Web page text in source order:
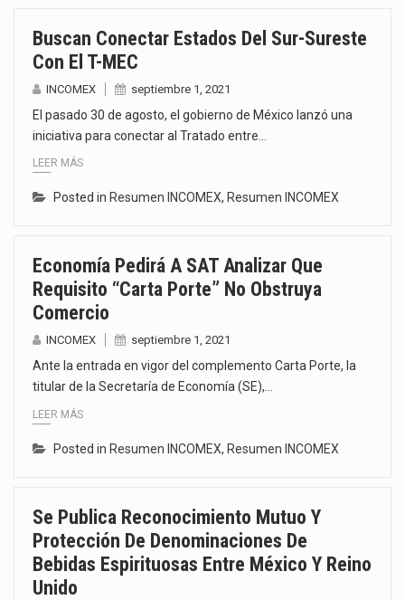
Buscan Conectar Estados Del Sur-Sureste
Con El T-MEC
INCOMEX septiembre 1, 2021
El pasado 30 de agosto, el gobierno de México lanzó una
iniciativa para conectar al Tratado entre…
LEER MÁS
Posted in Resumen INCOMEX, Resumen INCOMEX
Economía Pedirá A SAT Analizar Que
Requisito “Carta Porte” No Obstruya
Comercio
INCOMEX septiembre 1, 2021
Ante la entrada en vigor del complemento Carta Porte, la
titular de la Secretaría de Economía (SE),…
LEER MÁS
Posted in Resumen INCOMEX, Resumen INCOMEX
Se Publica Reconocimiento Mutuo Y
Protección De Denominaciones De
Bebidas Espirituosas Entre México Y Reino
Unido